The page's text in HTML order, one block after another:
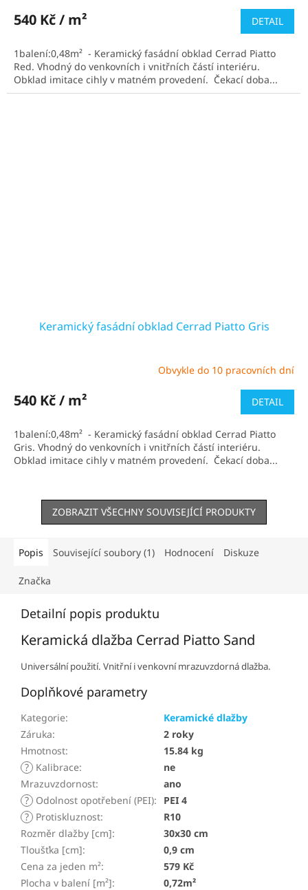
produktu
z
5
hvězdiček.
540 Kč / m² DETAIL
1balení:0,48m² - Keramický fasádní obklad Cerrad Piatto
Red. Vhodný do venkovních i vnitřních částí interiéru.
Obklad imitace cihly v matném provedení. Čekací doba...
Keramický fasádní obklad Cerrad Piatto Gris
produktu
z
5
hvězdiček.
Obvykle do 10 pracovních dní
540 Kč / m² DETAIL
1balení:0,48m² - Keramický fasádní obklad Cerrad Piatto
Gris. Vhodný do venkovních i vnitřních částí interiéru.
Obklad imitace cihly v matném provedení. Čekací doba...
ZOBRAZIT VŠECHNY SOUVISEJÍCÍ PRODUKTY
Popis Související soubory (1) Hodnocení Diskuze
Značka
Detailní popis produktu
Keramická dlažba Cerrad Piatto Sand
Universální použití. Vnitřní i venkovní mrazuvzdorná dlažba.
Doplňkové parametry
Kategorie:
Keramické dlažby
Záruka:
2 roky
Hmotnost:
15.84 kg
? Kalibrace:
ne
Mrazuvzdornost:
ano
? Odolnost opotřebení (PEI):
PEI 4
? Protiskluznost:
R10
Rozměr dlažby [cm]:
30x30 cm
Tloušťka [cm]:
0,9 cm
Cena za jeden m²:
579 Kč
Plocha v balení [m²]:
0,72m²